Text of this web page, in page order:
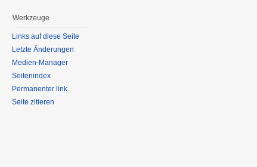
Werkzeuge
Links auf diese Seite
Letzte Änderungen
Medien-Manager
Seitenindex
Permanenter link
Seite zitieren